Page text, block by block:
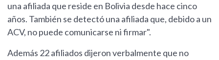
una afiliada que reside en Bolivia desde hace cinco
años. También se detectó una afiliada que, debido a un
ACV, no puede comunicarse ni firmar".
Además 22 afiliados dijeron verbalmente que no